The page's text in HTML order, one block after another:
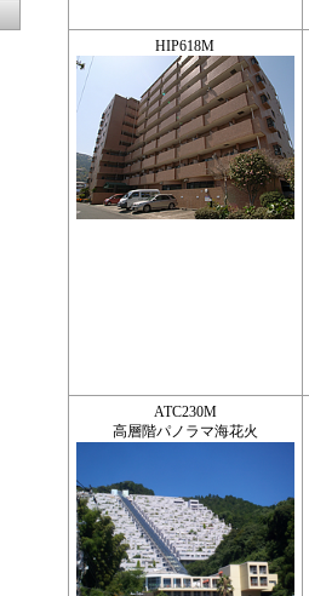
HIP618M
ATC230M
高層階パノラマ海花火